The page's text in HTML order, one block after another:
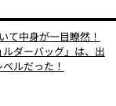
て中身が一目瞭然！
ダーバッグ」は、出
ルだった！